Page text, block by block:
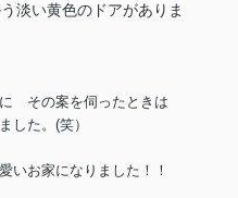
淡い黄色のドアがありま
に その案を伺ったときは
した。(笑）
いお家になりました！！